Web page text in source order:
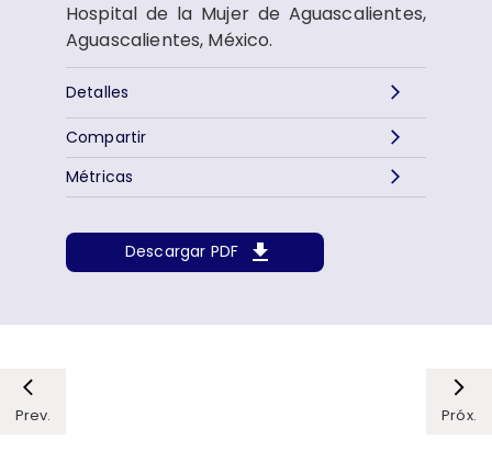
Hospital de la Mujer de Aguascalientes,
Aguascalientes, México.
Detalles
Descargar PDF
Métricas
Compartir
Prev. Próx.